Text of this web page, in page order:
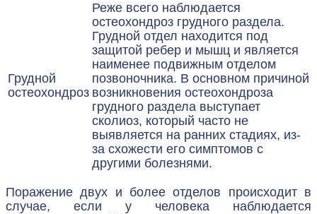
Грудной
остеохондроз
Реже всего наблюдается
остеохондроз грудного раздела.
Грудной отдел находится под
защитой ребер и мышц и является
наименее подвижным отделом
позвоночника. В основном причиной
возникновения остеохондроза
грудного раздела выступает
сколиоз, который часто не
выявляется на ранних стадиях, из-
за схожести его симптомов с
другими болезнями.
Поражение двух и более отделов происходит в
случае, если у человека наблюдается